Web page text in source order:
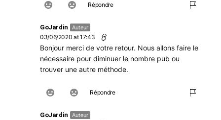
Répondre
GoJardin Auteur
03/06/2020 at 17:43
Bonjour merci de votre retour. Nous allons faire le
nécessaire pour diminuer le nombre pub ou
trouver une autre méthode.
Répondre
GoJardin Auteur